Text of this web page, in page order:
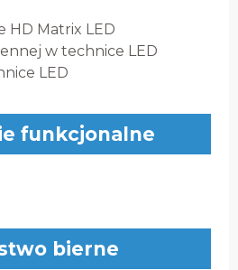
HD Matrix LED
w technice LED
LED
funkcjonalne
bierne